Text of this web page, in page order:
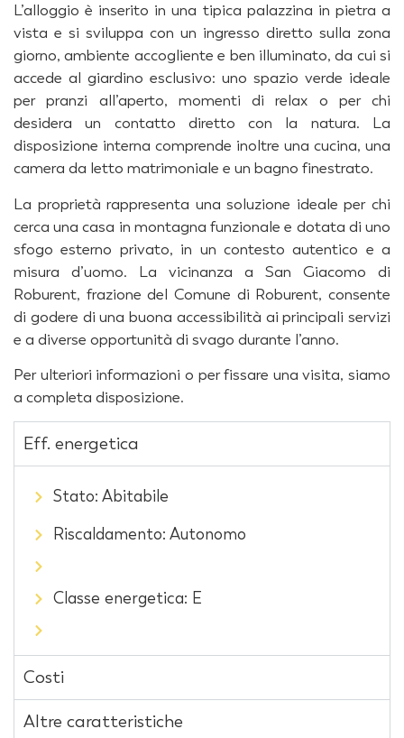
L’alloggio è inserito in una tipica palazzina in pietra a
vista e si sviluppa con un ingresso diretto sulla zona
giorno, ambiente accogliente e ben illuminato, da cui si
accede al giardino esclusivo: uno spazio verde ideale
per pranzi all’aperto, momenti di relax o per chi
desidera un contatto diretto con la natura. La
disposizione interna comprende inoltre una cucina, una
camera da letto matrimoniale e un bagno finestrato.
La proprietà rappresenta una soluzione ideale per chi
cerca una casa in montagna funzionale e dotata di uno
sfogo esterno privato, in un contesto autentico e a
misura d’uomo. La vicinanza a San Giacomo di
Roburent, frazione del Comune di Roburent, consente
di godere di una buona accessibilità ai principali servizi
e a diverse opportunità di svago durante l’anno.
Per ulteriori informazioni o per fissare una visita, siamo
a completa disposizione.
Eff. energetica
Stato: Abitabile
Riscaldamento: Autonomo
Classe energetica: E
Costi
Altre caratteristiche